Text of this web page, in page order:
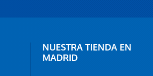
NUESTRA TIENDA EN
MADRID